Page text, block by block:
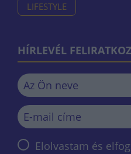
LIFESTYLE
HÍRLEVÉL
Elolvastam és